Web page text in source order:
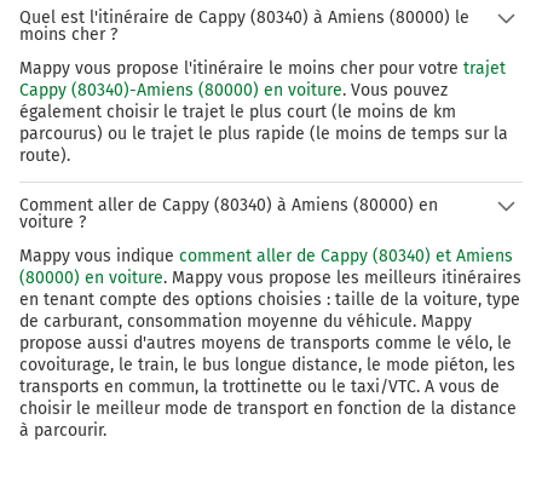
Quel est l'itinéraire de Cappy (80340) à Amiens (80000) le
moins cher ?
Mappy vous propose l'itinéraire le moins cher pour votre trajet
Cappy (80340)-Amiens (80000) en voiture. Vous pouvez
également choisir le trajet le plus court (le moins de km
parcourus) ou le trajet le plus rapide (le moins de temps sur la
route).
Comment aller de Cappy (80340) à Amiens (80000) en
voiture ?
Mappy vous indique comment aller de Cappy (80340) et Amiens
(80000) en voiture. Mappy vous propose les meilleurs itinéraires
en tenant compte des options choisies : taille de la voiture, type
de carburant, consommation moyenne du véhicule. Mappy
propose aussi d'autres moyens de transports comme le vélo, le
covoiturage, le train, le bus longue distance, le mode piéton, les
transports en commun, la trottinette ou le taxi/VTC. A vous de
choisir le meilleur mode de transport en fonction de la distance
à parcourir.